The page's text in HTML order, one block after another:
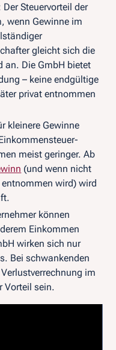
Der Steuervorteil der
wenn Gewinne im
gleicht sich die
an. Die GmbH bietet
– keine endgültige
privat entnommen
kleinere Gewinne
meist geringer. Ab
(und wenn nicht
wird) wird
können
Einkommen
wirken sich nur
Bei schwankenden
im
Vorteil sein.